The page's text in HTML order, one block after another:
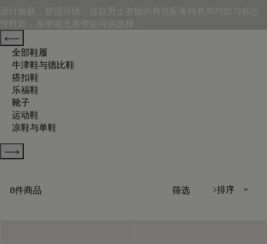
设计焕新，舒适升级，这款男士衣橱的典范配备纯色简约款与标志
性鞋款，系带或无系带款可供选择。
Previous categories
全部鞋履
牛津鞋与德比鞋
搭扣鞋
乐福鞋
靴子
运动鞋
凉鞋与单鞋
Show more categories
8件商品 筛选